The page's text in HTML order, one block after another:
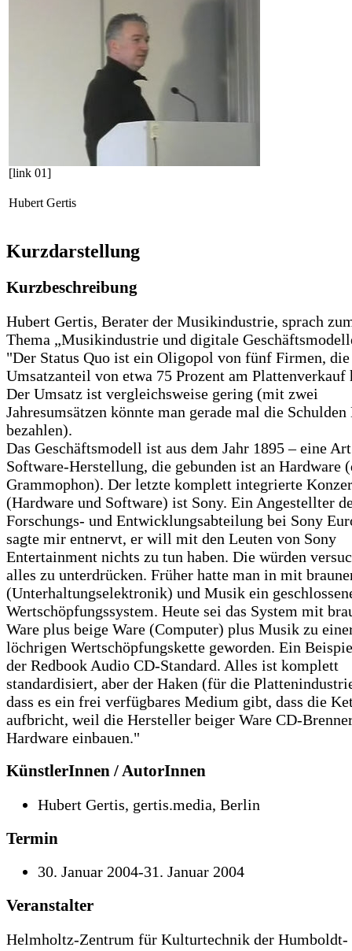
[link 01]
Hubert Gertis
Kurzdarstellung
Kurzbeschreibung
Hubert Gertis, Berater der Musikindustrie, sprach
Thema „Musikindustrie und digitale
"Der Status Quo ist ein Oligopol von fünf Firmen, die
Umsatzanteil von etwa 75 Prozent am Plattenverkauf
Der Umsatz ist vergleichsweise gering (mit zwei
Jahresumsätzen könnte man gerade mal die
bezahlen).
Das Geschäftsmodell ist aus dem Jahr 1895 – eine Art
Software-Herstellung, die gebunden ist an Hardware
Grammophon). Der letzte komplett integrierte
(Hardware und Software) ist Sony. Ein Angestellter
Forschungs- und Entwicklungsabteilung bei Sony
sagte mir entnervt, er will mit den Leuten von Sony
Entertainment nichts zu tun haben. Die würden
alles zu unterdrücken. Früher hatte man in mit
(Unterhaltungselektronik) und Musik ein
Wertschöpfungssystem. Heute sei das System mit
Ware plus beige Ware (Computer) plus Musik zu
löchrigen Wertschöpfungskette geworden. Ein
der Redbook Audio CD-Standard. Alles ist komplett
standardisiert, aber der Haken (für die
dass es ein frei verfügbares Medium gibt, dass die
aufbricht, weil die Hersteller beiger Ware CD-
Hardware einbauen."
KünstlerInnen / AutorInnen
Hubert Gertis, gertis.media, Berlin
Termin
30. Januar 2004-31. Januar 2004
Veranstalter
Helmholtz-Zentrum für Kulturtechnik der Humboldt-